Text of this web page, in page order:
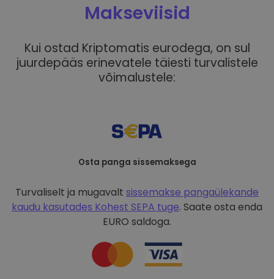
Makseviisid
Kui ostad Kriptomatis eurodega, on sul
juurdepääs erinevatele täiesti turvalistele
võimalustele:
Osta panga sissemaksega
Turvaliselt ja mugavalt sissemakse pangaülekande
kaudu kasutades Kohest SEPA tuge. Saate osta enda
EURO saldoga.